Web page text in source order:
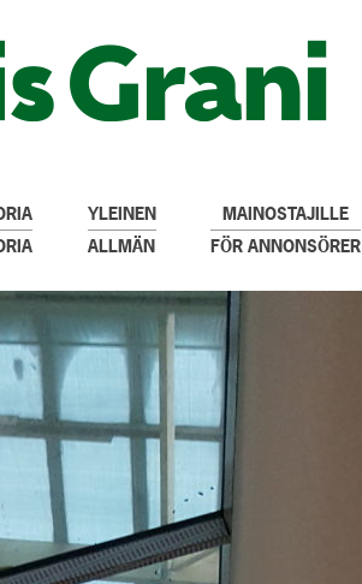
YLEINEN
ALLMÄN
MAINOSTAJILLE
FÖR ANNONSÖRER